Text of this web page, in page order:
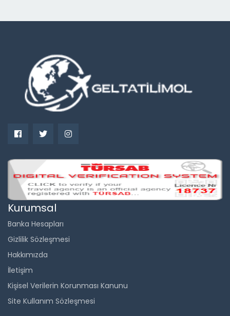
Kurumsal
Banka Hesapları
Gizlilik Sözleşmesi
Hakkımızda
İletişim
Kişisel Verilerin Korunması Kanunu
Site Kullanım Sözleşmesi